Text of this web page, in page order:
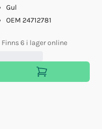
Gul
OEM 24712781
Finns6 i lager online